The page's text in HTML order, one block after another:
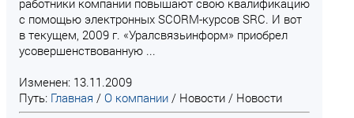
работники компании повышают свою квалификацию
с помощью электронных SCORM-курсов SRC. И вот
в текущем, 2009 г. «Уралсвязьинформ» приобрел
усовершенствованную ...
Изменен: 13.11.2009
Путь: Главная / О компании / Новости / Новости